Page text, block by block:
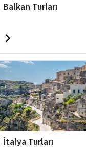
Balkan Turları
İtalya Turları